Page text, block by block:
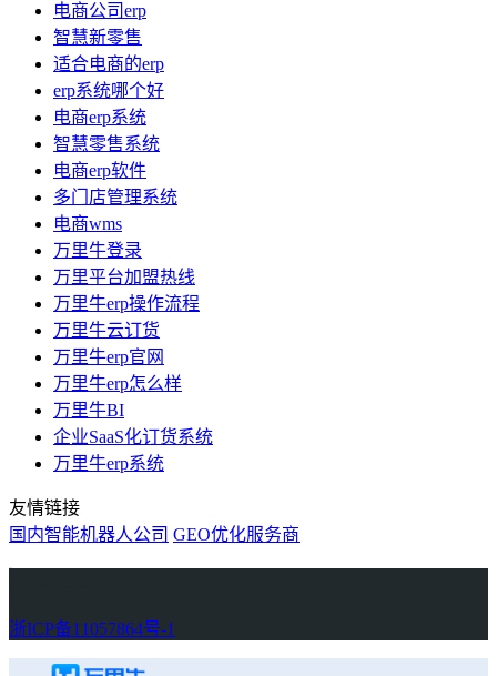
电商公司erp
智慧新零售
适合电商的erp
erp系统哪个好
电商erp系统
智慧零售系统
电商erp软件
多门店管理系统
电商wms
万里牛登录
万里平台加盟热线
万里牛erp操作流程
万里牛云订货
万里牛erp官网
万里牛erp怎么样
万里牛BI
企业SaaS化订货系统
万里牛erp系统
友情链接
国内智能机器人公司 GEO优化服务商
浙ICP备11057864号-1